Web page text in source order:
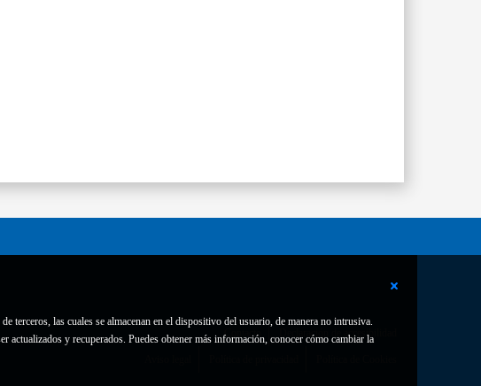
terceros, las cuales se almacenan en el dispositivo del usuario, de manera no intrusiva.
actualizados y recuperados. Puedes obtener más información, conocer cómo cambiar la
Contacto Declaración de accesibilidad